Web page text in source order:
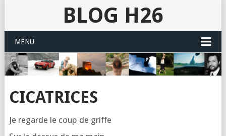
BLOG H26
MENU
CICATRICES
Je regarde le coup de griffe